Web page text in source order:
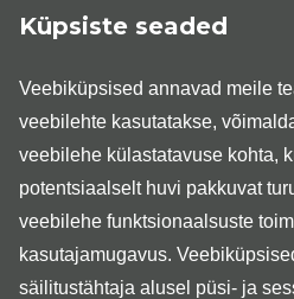
Küpsiste seaded
Veebiküpsised annavad meile
veebilehte kasutatakse,
veebilehe külastatavuse kohta,
potentsiaalselt huvi pakkuvat
veebilehe funktsionaalsuste
kasutajamugavus.
säilitustähtaja alusel püsi- ja
keele oskus suulisel
kohusetundlikkus,
usaldusväärsus,
kiire õppimisvõime
valmisolek töötada
Kandideerimiseks palume